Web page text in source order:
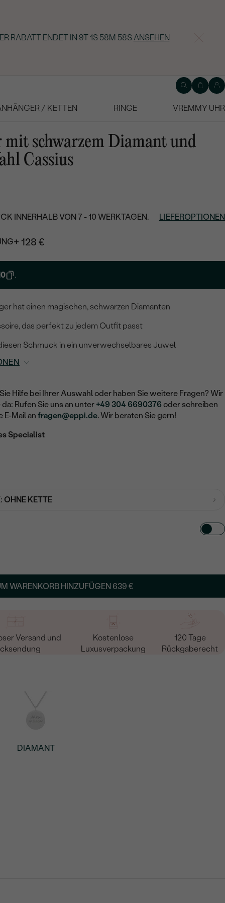
RABATT ENDET IN 9T 1S 58M 57S ANSEHEN
/ KETTEN RINGE
VREMMY UHR
schwarzem Diamant und
Cassius
INNERHALB VON 7 - 10 WERKTAGEN. LIEFEROPTIONEN
+ 128 €
.
hat einen magischen, schwarzen Diamanten
das perfekt zu jedem Outfit passt
Schmuck in ein unverwechselbares Juwel
Hilfe bei Ihrer Auswahl oder haben Sie weitere Fragen? Wir
Rufen Sie uns an unter +49 304 6690376 oder schreiben
E-Mail anfragen@eppi.de. Wir beraten Sie gern!
Specialist
OHNE KETTE
WARENKORB HINZUFÜGEN 639 €
Versand und
Kostenlose
Luxusverpackung
120 Tage
Rückgaberecht
DIAMANT